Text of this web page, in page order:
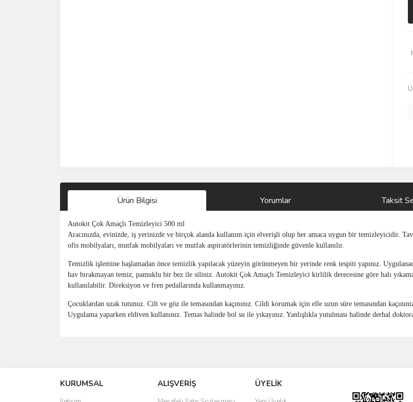
Ürün Bilgisi Yorumlar Taksit
Autokit Çok Amaçlı Temizleyici 500 ml
Aracınızda, evinizde, iş yerinizde ve birçok alanda kullanım için elverişli olup her amaca uygun bir temizleyicidir.
ofis mobilyaları, mutfak mobilyaları ve mutfak aspiratörlerinin temizliğinde güvenle kullanılır.
Temizlik işlemine başlamadan önce temizlik yapılacak yüzeyin görünmeyen bir yerinde renk tespiti yapınız.
hav bırakmayan temiz, pamuklu bir bez ile siliniz. Autokit Çok Amaçlı Temizleyici kirlilik derecesine göre halı
kullanılabilir. Direksiyon ve fren pedallarında kullanmayınız.
Çocuklardan uzak tutunuz. Cilt ve göz ile temasından kaçınınız. Cildi korumak için elle uzun süre temasından
Uygulama yaparken eldiven kullanınız. Temas halinde bol su ile yıkayınız. Yanlışlıkla yutulması halinde derhal
Yorum Yaz
Ürün resmi kalitesiz, bozuk veya görüntülenemiyor.
Ürün açıklamasında eksik bilgiler bulunuyor.
KURUMSAL ALIŞVERİŞ ÜYELİK